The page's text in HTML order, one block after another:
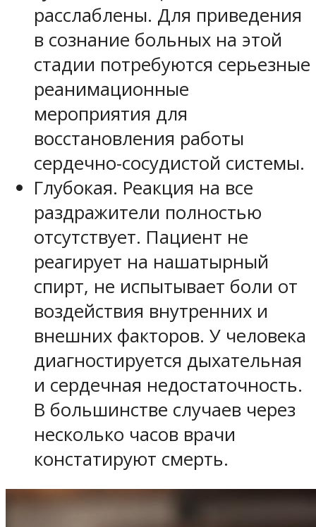
расслаблены. Для приведения
в сознание больных на этой
стадии потребуются серьезные
реанимационные
мероприятия для
восстановления работы
сердечно-сосудистой системы.
Глубокая. Реакция на все
раздражители полностью
отсутствует. Пациент не
реагирует на нашатырный
спирт, не испытывает боли от
воздействия внутренних и
внешних факторов. У человека
диагностируется дыхательная
и сердечная недостаточность.
В большинстве случаев через
несколько часов врачи
констатируют смерть.